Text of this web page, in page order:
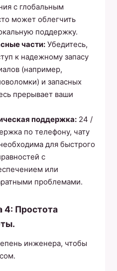
с глобальным
может облегчить
поддержку.
части: Убедитесь,
к надежному запасу
(например,
и запасных
прерывает ваши
поддержка: 24 /
по телефону, чату
для быстрого
с
или
проблемами.
4: Простота
инженера, чтобы